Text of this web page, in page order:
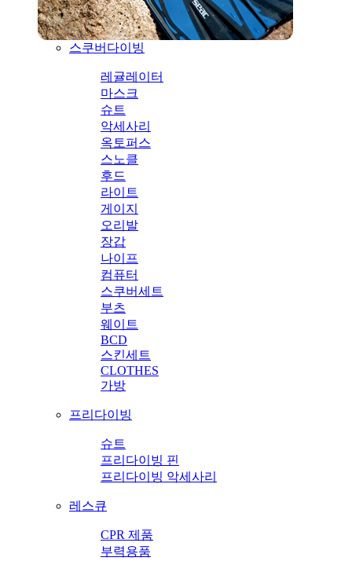
스쿠버다이빙
레귤레이터
마스크
슈트
악세사리
옥토퍼스
스노클
후드
라이트
게이지
오리발
장갑
나이프
컴퓨터
스쿠버세트
부츠
웨이트
BCD
스킨세트
CLOTHES
가방
프리다이빙
슈트
프리다이빙 핀
프리다이빙 악세사리
레스큐
CPR 제품
부력용품